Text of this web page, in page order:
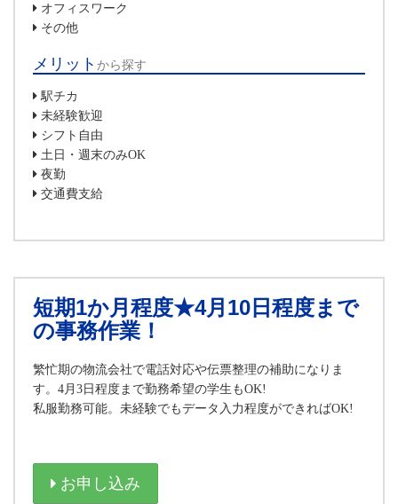
オフィスワーク
その他
メリット から探す
駅チカ
未経験歓迎
シフト自由
土日・週末のみOK
夜勤
交通費支給
短期1か月程度★4月10日程度まで
の事務作業！
繁忙期の物流会社で電話対応や伝票整理の補助になりま
す。4月3日程度まで勤務希望の学生もOK!
私服勤務可能。未経験でもデータ入力程度ができればOK!
お申し込み